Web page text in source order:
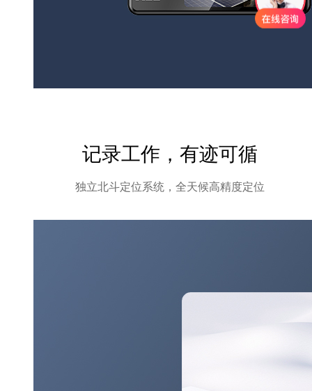
记录工作，有迹可循
独立北斗定位系统，全天候高精度定位